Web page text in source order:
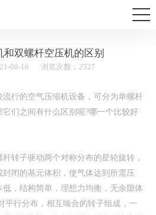
和双螺杆空压机的区别
08-16 浏览次数：2527
流行的空气压缩机设备，可分为单螺杆
们之间有什么区别呢?哪一个比较好
子驱动两个对称分布的星轮旋转，
闭的基元体积，使气体达到所需压
，结构简单，理想力均衡，无余隙体
平行分布，相互啮合的转子组成，一